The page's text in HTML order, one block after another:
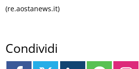
(re.aostanews.it)
Condividi